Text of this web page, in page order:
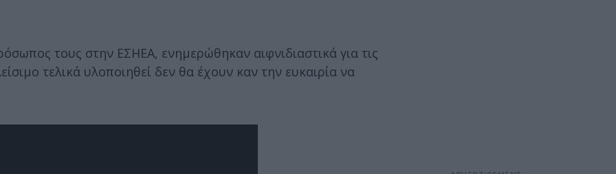
τους στην ΕΣΗΕΑ, ενημερώθηκαν αιφνιδιαστικά για τις
τελικά υλοποιηθεί δεν θα έχουν καν την ευκαιρία να